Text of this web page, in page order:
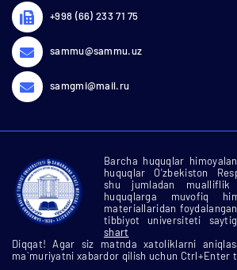
+998 (66) 233 71 75
sammu@sammu.uz
samgmi@mail.ru
Barcha huquqlar
huquqlar O'zbekiston
shu jumladan
huquqlarga muvofiq
materiallaridan
tibbiyot universiteti
shart
Diqqat! Agar siz matnda xatoliklarni
ma`muriyatni xabardor qilish uchun Ctrl+Enter